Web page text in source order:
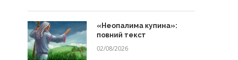
«Неопалима купина»:
повний текст
02/08/2026